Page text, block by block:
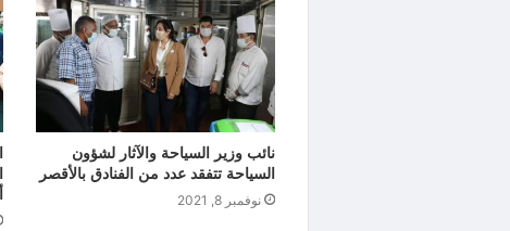
نائب وزير السياحة والآثار لشؤون
السياحة تتفقد عدد من الفنادق بالأقصر
نوفمبر 8, 2021